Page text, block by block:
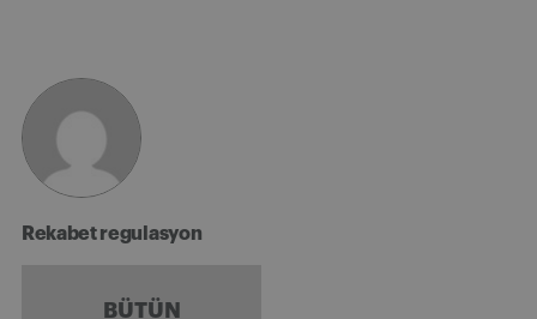
Rekabet regulasyon
BÜTÜN